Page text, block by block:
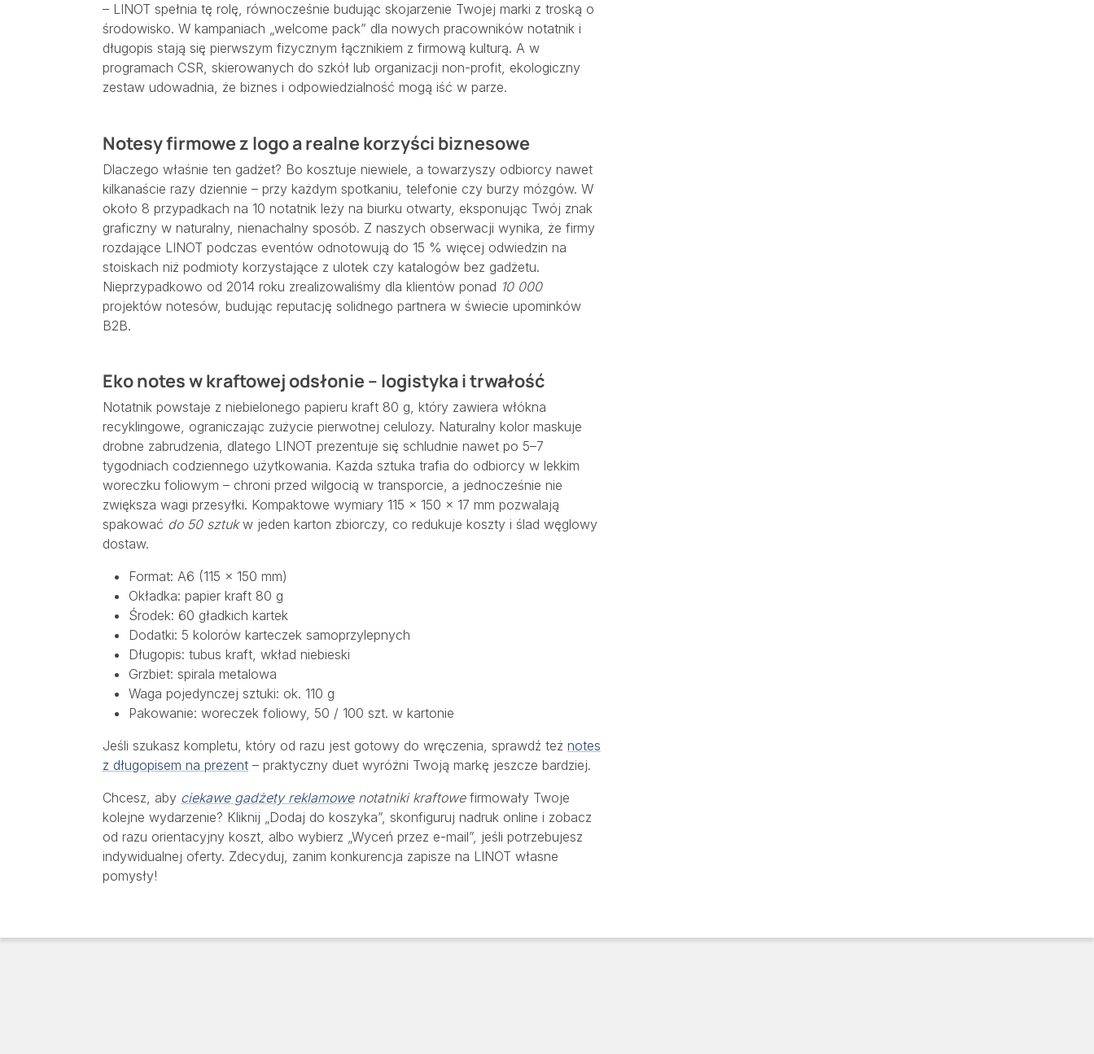
– LINOT spełnia tę rolę, równocześnie budując skojarzenie Twojej marki z troską o
środowisko. W kampaniach „welcome pack” dla nowych pracowników notatnik i
długopis stają się pierwszym fizycznym łącznikiem z firmową kulturą. A w
programach CSR, skierowanych do szkół lub organizacji non-profit, ekologiczny
zestaw udowadnia, że biznes i odpowiedzialność mogą iść w parze.
Notesy firmowe z logo a realne korzyści biznesowe
Dlaczego właśnie ten gadżet? Bo kosztuje niewiele, a towarzyszy odbiorcy nawet
kilkanaście razy dziennie – przy każdym spotkaniu, telefonie czy burzy mózgów. W
około 8 przypadkach na 10 notatnik leży na biurku otwarty, eksponując Twój znak
graficzny w naturalny, nienachalny sposób. Z naszych obserwacji wynika, że firmy
rozdające LINOT podczas eventów odnotowują do 15 % więcej odwiedzin na
stoiskach niż podmioty korzystające z ulotek czy katalogów bez gadżetu.
Nieprzypadkowo od 2014 roku zrealizowaliśmy dla klientów ponad 10 000
projektów notesów, budując reputację solidnego partnera w świecie upominków
B2B.
Eko notes w kraftowej odsłonie – logistyka i trwałość
Notatnik powstaje z niebielonego papieru kraft 80 g, który zawiera włókna
recyklingowe, ograniczając zużycie pierwotnej celulozy. Naturalny kolor maskuje
drobne zabrudzenia, dlatego LINOT prezentuje się schludnie nawet po 5–7
tygodniach codziennego użytkowania. Każda sztuka trafia do odbiorcy w lekkim
woreczku foliowym – chroni przed wilgocią w transporcie, a jednocześnie nie
zwiększa wagi przesyłki. Kompaktowe wymiary 115 × 150 × 17 mm pozwalają
spakować do 50 sztukw jeden karton zbiorczy, co redukuje koszty i ślad węglowy
dostaw.
Format: A6 (115 × 150 mm)
Okładka: papier kraft 80 g
Środek: 60 gładkich kartek
Dodatki: 5 kolorów karteczek samoprzylepnych
Długopis: tubus kraft, wkład niebieski
Grzbiet: spirala metalowa
Waga pojedynczej sztuki: ok. 110 g
Pakowanie: woreczek foliowy, 50 / 100 szt. w kartonie
Jeśli szukasz kompletu, który od razu jest gotowy do wręczenia, sprawdź też notes
z długopisem na prezent – praktyczny duet wyróżni Twoją markę jeszcze bardziej.
Chcesz, aby ciekawe gadżety reklamowenotatniki kraftowefirmowały Twoje
kolejne wydarzenie? Kliknij „Dodaj do koszyka”, skonfiguruj nadruk online i zobacz
od razu orientacyjny koszt, albo wybierz „Wyceń przez e-mail”, jeśli potrzebujesz
indywidualnej oferty. Zdecyduj, zanim konkurencja zapisze na LINOT własne
pomysły!